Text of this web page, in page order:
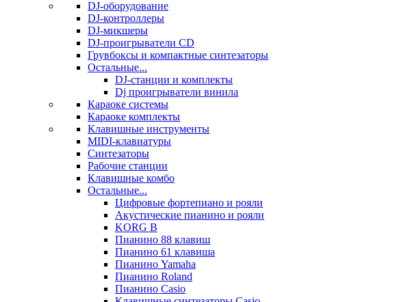
DJ-оборудование
DJ-контроллеры
DJ-микшеры
DJ-проигрыватели CD
Грувбоксы и компактные синтезаторы
Остальные...
DJ-станции и комплекты
Dj проигрыватели винила
Караоке системы
Караоке комплекты
Клавишные инструменты
MIDI-клавиатуры
Синтезаторы
Рабочие станции
Клавишные комбо
Остальные...
Цифровые фортепиано и рояли
Акустические пианино и рояли
KORG B
Пианино 88 клавиш
Пианино 61 клавиша
Пианино Yamaha
Пианино Roland
Пианино Casio